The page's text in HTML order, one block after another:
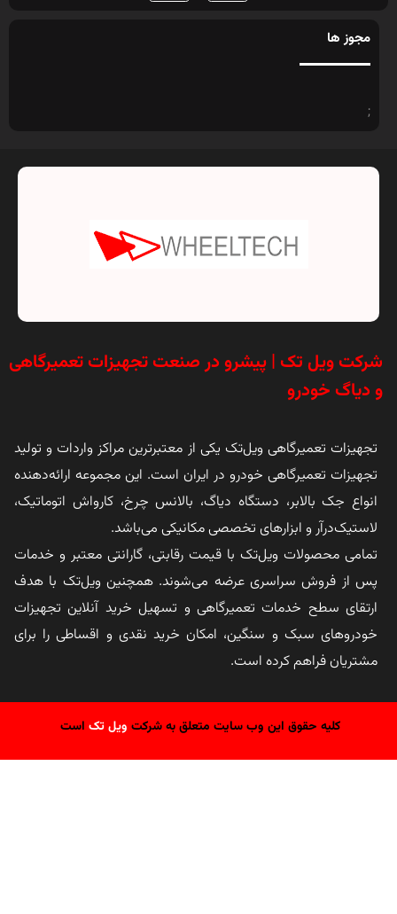
مجوز ها
;
شرکت ویل تک | پیشرو در صنعت تجهیزات تعمیرگاهی
و دیاگ خودرو
تجهیزات تعمیرگاهی ویل‌تک یکی از معتبرترین مراکز واردات و تولید
تجهیزات تعمیرگاهی خودرو در ایران است. این مجموعه ارائه‌دهنده
انواع جک بالابر، دستگاه دیاگ، بالانس چرخ، کارواش اتوماتیک،
لاستیک‌درآر و ابزارهای تخصصی مکانیکی می‌باشد.
تمامی محصولات ویل‌تک با قیمت رقابتی، گارانتی معتبر و خدمات
پس از فروش سراسری عرضه می‌شوند. همچنین ویل‌تک با هدف
ارتقای سطح خدمات تعمیرگاهی و تسهیل خرید آنلاین تجهیزات
خودروهای سبک و سنگین، امکان خرید نقدی و اقساطی را برای
مشتریان فراهم کرده است.
کلیه حقوق این وب سایت متعلق به شرکت ویل تک است